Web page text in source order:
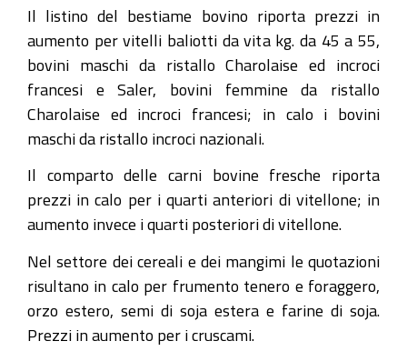
Il listino del bestiame bovino riporta prezzi in
aumento per vitelli baliotti da vita kg. da 45 a 55,
bovini maschi da ristallo Charolaise ed incroci
francesi e Saler, bovini femmine da ristallo
Charolaise ed incroci francesi; in calo i bovini
maschi da ristallo incroci nazionali.
Il comparto delle carni bovine fresche riporta
prezzi in calo per i quarti anteriori di vitellone; in
aumento invece i quarti posteriori di vitellone.
Nel settore dei cereali e dei mangimi le quotazioni
risultano in calo per frumento tenero e foraggero,
orzo estero, semi di soja estera e farine di soja.
Prezzi in aumento per i cruscami.